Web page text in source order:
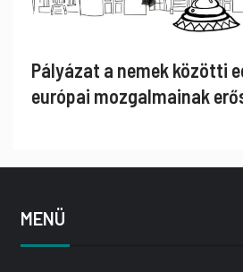
Pályázat a nemek közötti
európai mozgalmainak
MENÜ